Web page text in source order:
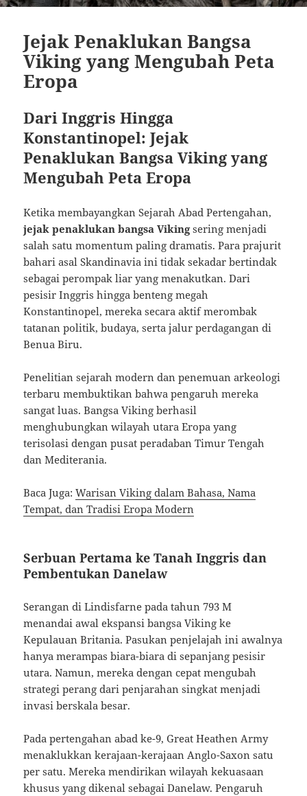
Jejak Penaklukan Bangsa
Viking yang Mengubah Peta
Eropa
Dari Inggris Hingga
Konstantinopel: Jejak
Penaklukan Bangsa Viking yang
Mengubah Peta Eropa
Ketika membayangkan Sejarah Abad Pertengahan,
jejak penaklukan bangsa Vikingsering menjadi
salah satu momentum paling dramatis. Para prajurit
bahari asal Skandinavia ini tidak sekadar bertindak
sebagai perompak liar yang menakutkan. Dari
pesisir Inggris hingga benteng megah
Konstantinopel, mereka secara aktif merombak
tatanan politik, budaya, serta jalur perdagangan di
Benua Biru.
Penelitian sejarah modern dan penemuan arkeologi
terbaru membuktikan bahwa pengaruh mereka
sangat luas. Bangsa Viking berhasil
menghubungkan wilayah utara Eropa yang
terisolasi dengan pusat peradaban Timur Tengah
dan Mediterania.
Baca Juga:Warisan Viking dalam Bahasa, Nama
Tempat, dan Tradisi Eropa Modern
Serbuan Pertama ke Tanah Inggris dan
Pembentukan Danelaw
Serangan di Lindisfarne pada tahun 793 M
menandai awal ekspansi bangsa Viking ke
Kepulauan Britania. Pasukan penjelajah ini awalnya
hanya merampas biara-biara di sepanjang pesisir
utara. Namun, mereka dengan cepat mengubah
strategi perang dari penjarahan singkat menjadi
invasi berskala besar.
Pada pertengahan abad ke-9, Great Heathen Army
menaklukkan kerajaan-kerajaan Anglo-Saxon satu
per satu. Mereka mendirikan wilayah kekuasaan
khusus yang dikenal sebagai Danelaw. Pengaruh